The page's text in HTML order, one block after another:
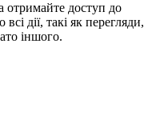
отримайте доступ до
дії, такі як перегляди,
іншого.